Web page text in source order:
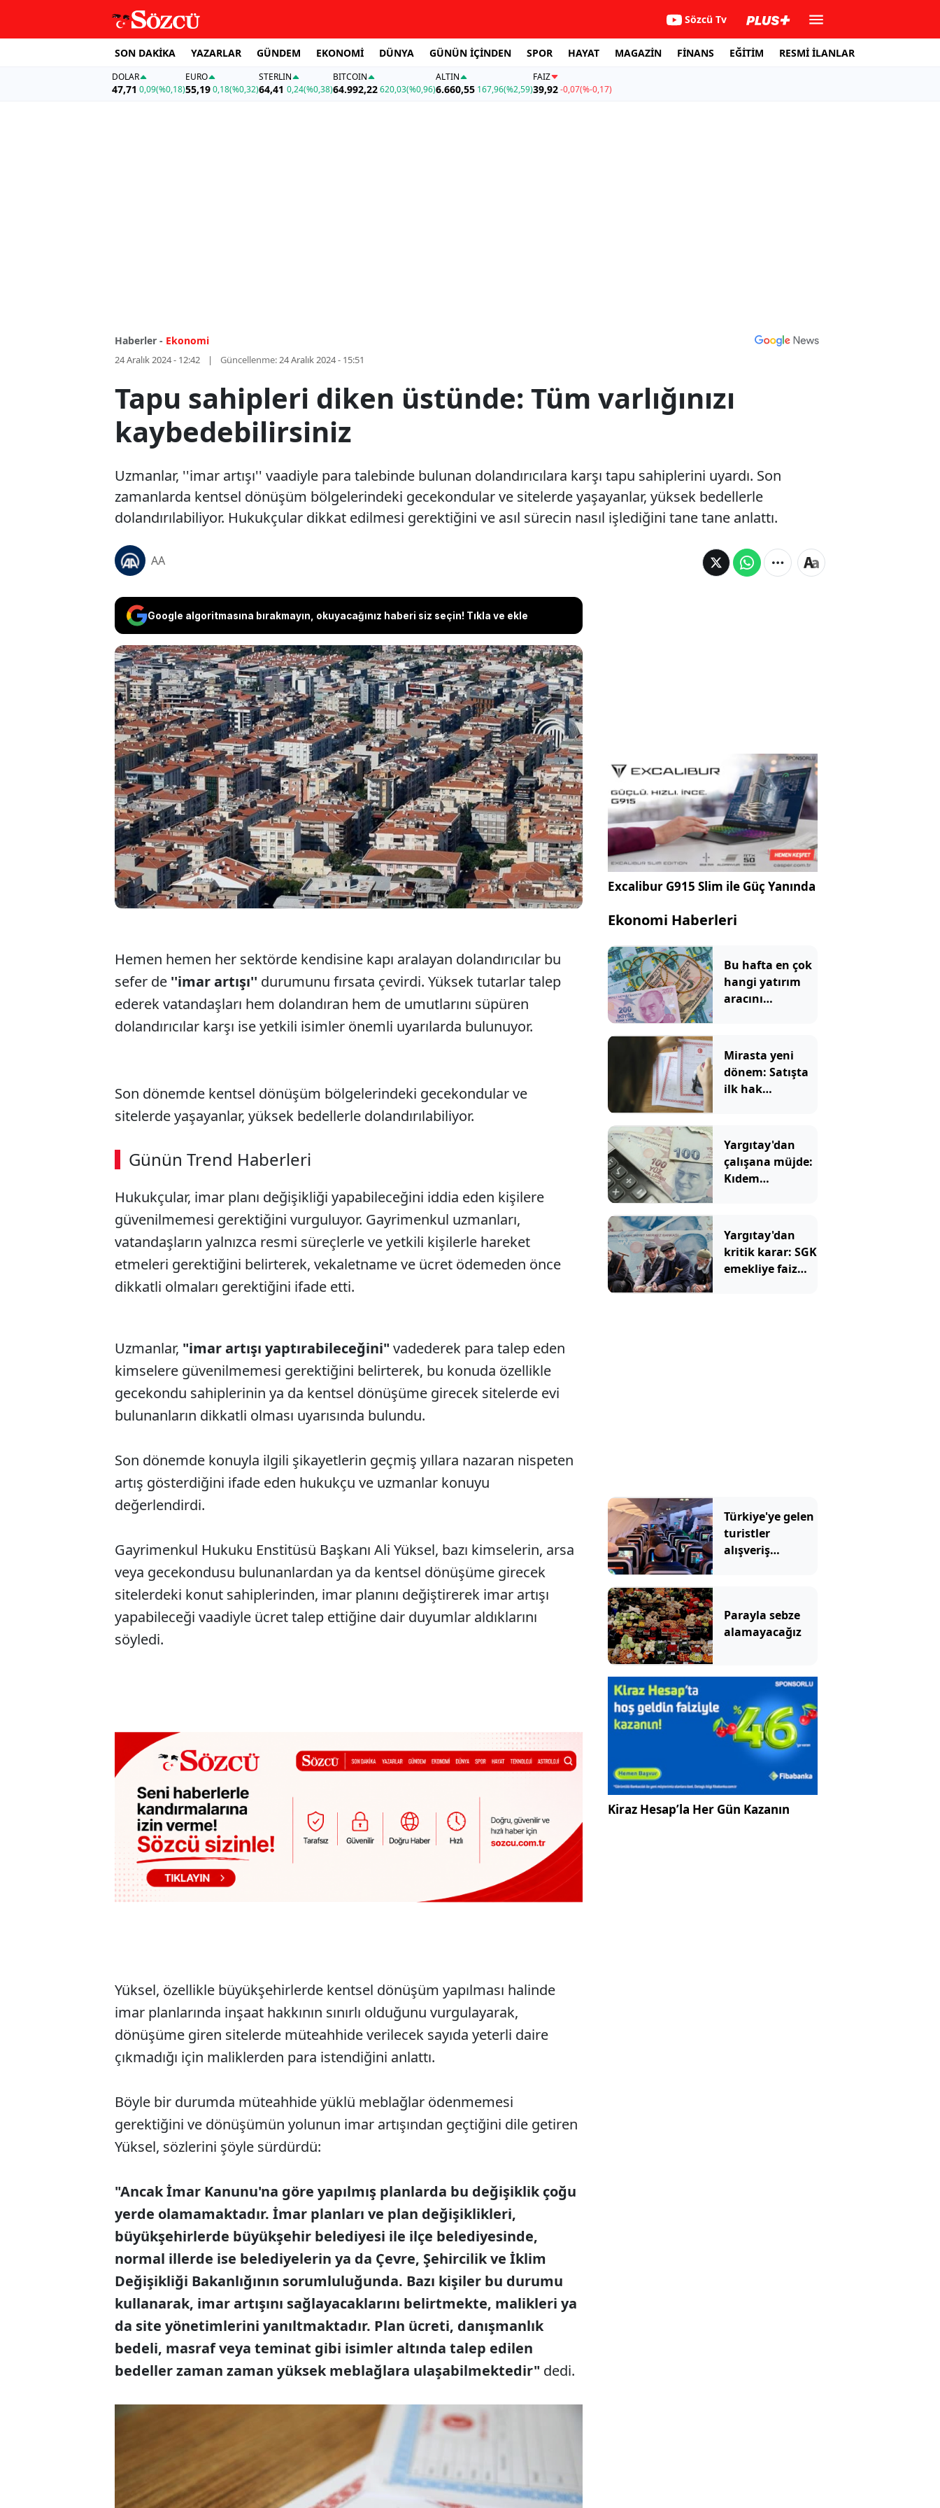
Sözcü Tv
SON DAKİKA YAZARLAR GÜNDEM EKONOMİ DÜNYA GÜNÜN İÇİNDEN SPOR HAYAT MAGAZİN FİNANS EĞİTİM RESMİ İLANLAR
DOLAR
47,71 0,09(%0,18)
EURO
55,19 0,18(%0,32)
STERLIN
64,41 0,24(%0,38)
BITCOIN
64.992,22620,03(%0,96)
ALTIN
6.660,55 167,96(%2,59)
FAİZ
39,92-0,07(%-0,17)
Haberler - Ekonomi
24 Aralık 2024 - 12:42 Güncellenme:24 Aralık 2024 - 15:51
Tapu sahipleri diken üstünde: Tüm varlığınızı
kaybedebilirsiniz
Uzmanlar, ''imar artışı'' vaadiyle para talebinde bulunan dolandırıcılara karşı tapu sahiplerini uyardı. Son
zamanlarda kentsel dönüşüm bölgelerindeki gecekondular ve sitelerde yaşayanlar, yüksek bedellerle
dolandırılabiliyor. Hukukçular dikkat edilmesi gerektiğini ve asıl sürecin nasıl işlediğini tane tane anlattı.
AA
Google algoritmasına bırakmayın, okuyacağınız haberi siz seçin! Tıkla ve ekle
Uzmanlar, ''imar artışı'' vaadiyle para talebinde bulunan
dolandırıcılara karşı tapu sahiplerini uyardı. Son zamanlarda kentsel
dönüşüm bölgelerindeki gecekondular ve sitelerde yaşayanlar,
yüksek bedellerle dolandırılabiliyor. Hukukçular dikkat edilmesi
gerektiğini ve asıl sürecin nasıl işlediğini tane tane anlattı.
Hemen hemen her sektörde kendisine kapı aralayan dolandırıcılar bu
sefer de ''imar artışı'' durumunu fırsata çevirdi. Yüksek tutarlar talep
ederek vatandaşları hem dolandıran hem de umutlarını süpüren
dolandırıcılar karşı ise yetkili isimler önemli uyarılarda bulunuyor.
Son dönemde kentsel dönüşüm bölgelerindeki gecekondular ve
sitelerde yaşayanlar, yüksek bedellerle dolandırılabiliyor.
Günün Trend Haberleri
Hukukçular, imar planı değişikliği yapabileceğini iddia eden kişilere
güvenilmemesi gerektiğini vurguluyor. Gayrimenkul uzmanları,
vatandaşların yalnızca resmi süreçlerle ve yetkili kişilerle hareket
etmeleri gerektiğini belirterek, vekaletname ve ücret ödemeden önce
dikkatli olmaları gerektiğini ifade etti.
Uzmanlar, "imar artışı yaptırabileceğini" vadederek para talep eden
kimselere güvenilmemesi gerektiğini belirterek, bu konuda özellikle
gecekondu sahiplerinin ya da kentsel dönüşüme girecek sitelerde evi
bulunanların dikkatli olması uyarısında bulundu.
Son dönemde konuyla ilgili şikayetlerin geçmiş yıllara nazaran nispeten
artış gösterdiğini ifade eden hukukçu ve uzmanlar konuyu
değerlendirdi.
Gayrimenkul Hukuku Enstitüsü Başkanı Ali Yüksel, bazı kimselerin, arsa
veya gecekondusu bulunanlardan ya da kentsel dönüşüme girecek
sitelerdeki konut sahiplerinden, imar planını değiştirerek imar artışı
yapabileceği vaadiyle ücret talep ettiğine dair duyumlar aldıklarını
söyledi.
Yüksel, özellikle büyükşehirlerde kentsel dönüşüm yapılması halinde
imar planlarında inşaat hakkının sınırlı olduğunu vurgulayarak,
dönüşüme giren sitelerde müteahhide verilecek sayıda yeterli daire
çıkmadığı için maliklerden para istendiğini anlattı.
Böyle bir durumda müteahhide yüklü meblağlar ödenmemesi
gerektiğini ve dönüşümün yolunun imar artışından geçtiğini dile getiren
Yüksel, sözlerini şöyle sürdürdü:
"Ancak İmar Kanunu'na göre yapılmış planlarda bu değişiklik çoğu
yerde olamamaktadır. İmar planları ve plan değişiklikleri,
büyükşehirlerde büyükşehir belediyesi ile ilçe belediyesinde,
normal illerde ise belediyelerin ya da Çevre, Şehircilik ve İklim
Değişikliği Bakanlığının sorumluluğunda. Bazı kişiler bu durumu
kullanarak, imar artışını sağlayacaklarını belirtmekte, malikleri ya
da site yönetimlerini yanıltmaktadır. Plan ücreti, danışmanlık
bedeli, masraf veya teminat gibi isimler altında talep edilen
bedeller zaman zaman yüksek meblağlara ulaşabilmektedir" dedi.
Excalibur G915 Slim ile Güç Yanında
Ekonomi Haberleri
Bu hafta en çok
hangi yatırım
aracını
Mirasta yeni
dönem: Satışta
ilk hak
Yargıtay'dan
çalışana müjde:
Kıdem
Yargıtay'dan
kritik karar: SGK
emekliye faiz
Türkiye'ye gelen
turistler
alışveriş
Parayla sebze
alamayacağız
Kiraz Hesap’la Her Gün Kazanın